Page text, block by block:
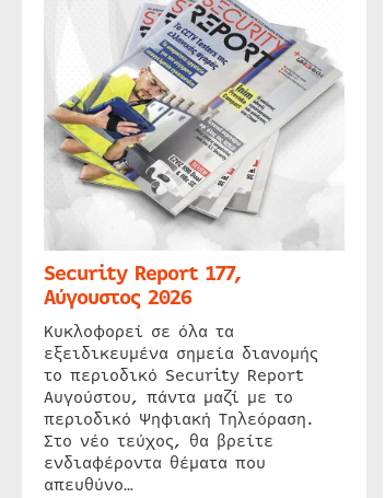
Security Report 177,
Αύγουστος 2026
Κυκλοφορεί σε όλα τα
εξειδικευμένα σημεία διανομής
το περιοδικό Security Report
Αυγούστου, πάντα μαζί με το
περιοδικό Ψηφιακή Τηλεόραση.
Στο νέο τεύχος, θα βρείτε
ενδιαφέροντα θέματα που
απευθύνο…